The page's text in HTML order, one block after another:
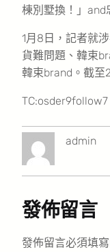
棟別墅換！」and
1月8日，記者就
貨難問題、韓束
韓束brand。截至
TC:osder9follow7
admin
發佈留言
發佈留言必須填